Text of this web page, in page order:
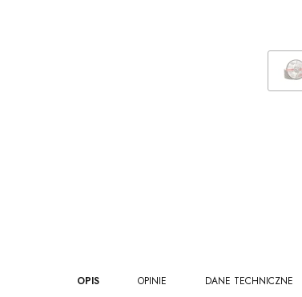
OPIS OPINIE DANE TECHNICZNE